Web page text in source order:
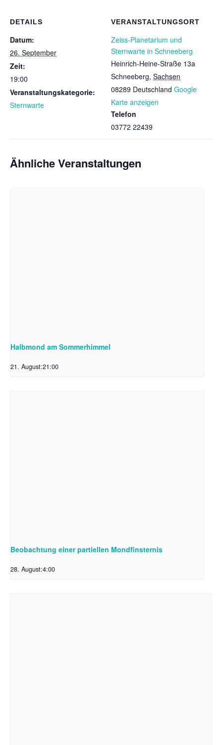
DETAILS
Datum:
26. September
Zeit:
19:00
Veranstaltungskategorie:
Sternwarte
VERANSTALTUNGSORT
Zeiss-Planetarium und
Sternwarte in Schneeberg
Heinrich-Heine-Straße 13a
Schneeberg, Sachsen
08289 Deutschland Google
Karte anzeigen
Telefon
03772 22439
Ähnliche Veranstaltungen
Halbmond am Sommerhimmel
21. August:21:00
Beobachtung einer partiellen Mondfinsternis
28. August:4:00